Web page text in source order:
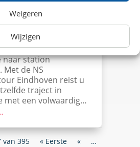
Weigeren
Wijzigen
samen een dagje
Bestel dan een
Eindhoven voor
vanaf een station
naar station
Met de NS
Eindhoven reist u
traject in
met een volwaardig…
van 395 « Eerste «
…